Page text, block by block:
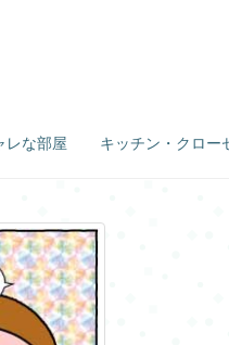
レな部屋 キッチン・クロー